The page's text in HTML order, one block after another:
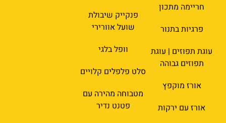
חריימה מתכון
פרגיות בתנור
עוגת תפוזים | עוגת
תפוזים גבוהה
אורז מוקפץ
אורז עם ירקות
פנקייק שיבולת
שועל אוורירי
וופל בלגי
סלט פלפלים קלויים
מטבוחה מהירה עם
פטנט נדיר